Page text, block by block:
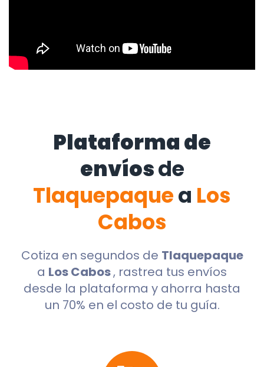
Plataforma de
envíosde
Tlaquepaquea Los
Cabos
Cotiza en segundos de Tlaquepaque
a Los Cabos, rastrea tus envíos
desde la plataforma y ahorra hasta
un 70% en el costo de tu guía.